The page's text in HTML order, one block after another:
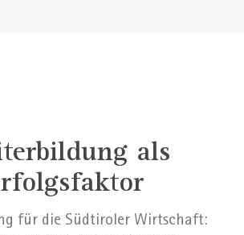
als
für die Südtiroler Wirtschaft: